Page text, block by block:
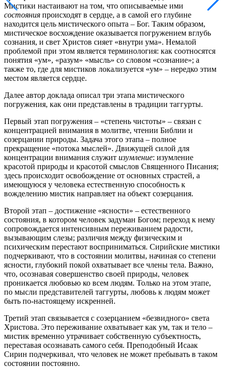
Мистики настаивают на том, что описываемые ими
состояния происходят в сердце, а в самой его глубине
находится цель мистического опыта – Бог. Таким образом,
мистическое восхождение оказывается погружением вглубь
сознания, и свет Христов сияет «внутри ума». Немалой
проблемой при этом является терминология: как соотносятся
понятия «ум», «разум» «мысль» со словом «сознание»; а
также то, где для мистиков локализуется «ум» – нередко этим
местом является сердце.
Далее автор доклада описал три этапа мистического
погружения, как они представлены в традиции таггурты.
Первый этап погружения – «степень чистоты» – связан с
концентрацией внимания в молитве, чтении Библии и
созерцании природы. Задача этого этапа – полное
прекращение «потока мыслей». Движущей силой для
концентрации внимания служит изумление: изумление
красотой природы и красотой смыслов Священного Писания;
здесь происходит освобождение от основных страстей, а
имеющуюся у человека естественную способность к
вожделению мистик направляет на объект созерцания.
Второй этап – достижение «ясности» – естественного
состояния, в котором человек задуман Богом; переход к нему
сопровождается интенсивным переживанием радости,
вызывающим слезы; различия между физическим и
психическим перестают восприниматься. Сирийские мистики
подчеркивают, что в состоянии молитвы, начиная со степени
ясности, глубокий покой охватывает все члены тела. Важно,
что, осознавая совершенство своей природы, человек
проникается любовью ко всем людям. Только на этом этапе,
по мысли представителей таггурты, любовь к людям может
быть по-настоящему искренней.
Третий этап связывается с созерцанием «безвидного» света
Христова. Это переживание охватывает как ум, так и тело –
мистик временно утрачивает собственную субъектность,
переставая осознавать самого себя. Преподобный Исаак
Сирин подчеркивал, что человек не может пребывать в таком
состоянии постоянно.